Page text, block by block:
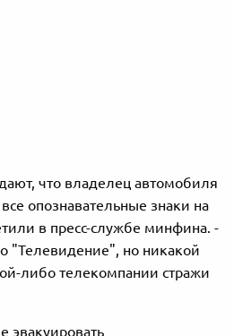
что владелец автомобиля
опознавательные знаки на
в пресс-службе минфина. -
"Телевидение", но никакой
либо телекомпании стражи
эвакуировать